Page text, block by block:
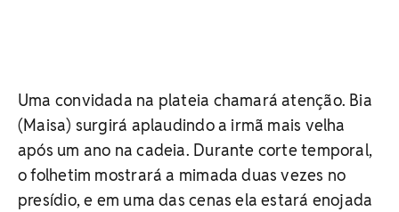
Uma convidada na plateia chamará atenção. Bia
(Maisa) surgirá aplaudindo a irmã mais velha
após um ano na cadeia. Durante corte temporal,
o folhetim mostrará a mimada duas vezes no
presídio, e em uma das cenas ela estará enojada